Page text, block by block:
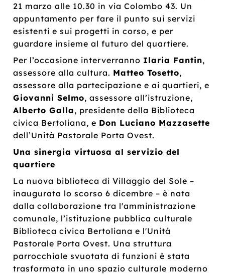
21 marzo alle 10.30 in via Colombo 43. Un
appuntamento per fare il punto sui servizi
esistenti e sui progetti in corso, e per
guardare insieme al futuro del quartiere.
Per l’occasione interverranno Ilaria Fantin,
assessore alla cultura. Matteo Tosetto,
assessore alla partecipazione e ai quartieri, e
Giovanni Selmo, assessore all’istruzione,
Alberto Galla, presidente della Biblioteca
civica Bertoliana, e Don Luciano Mazzasette
dell’Unità Pastorale Porta Ovest.
Una sinergia virtuosa al servizio del
quartiere
La nuova biblioteca di Villaggio del Sole –
inaugurata lo scorso 6 dicembre – è nata
dalla collaborazione tra l'amministrazione
comunale, l’istituzione pubblica culturale
Biblioteca civica Bertoliana e l'Unità
Pastorale Porta Ovest. Una struttura
parrocchiale svuotata di funzioni è stata
trasformata in uno spazio culturale moderno